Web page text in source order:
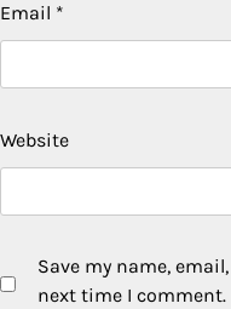
Email *
Website
Save my name,
next time I comment.